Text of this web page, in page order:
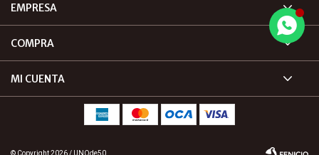
EMPRESA
COMPRA
MI CUENTA
© Copyright 2026 / UNOde50